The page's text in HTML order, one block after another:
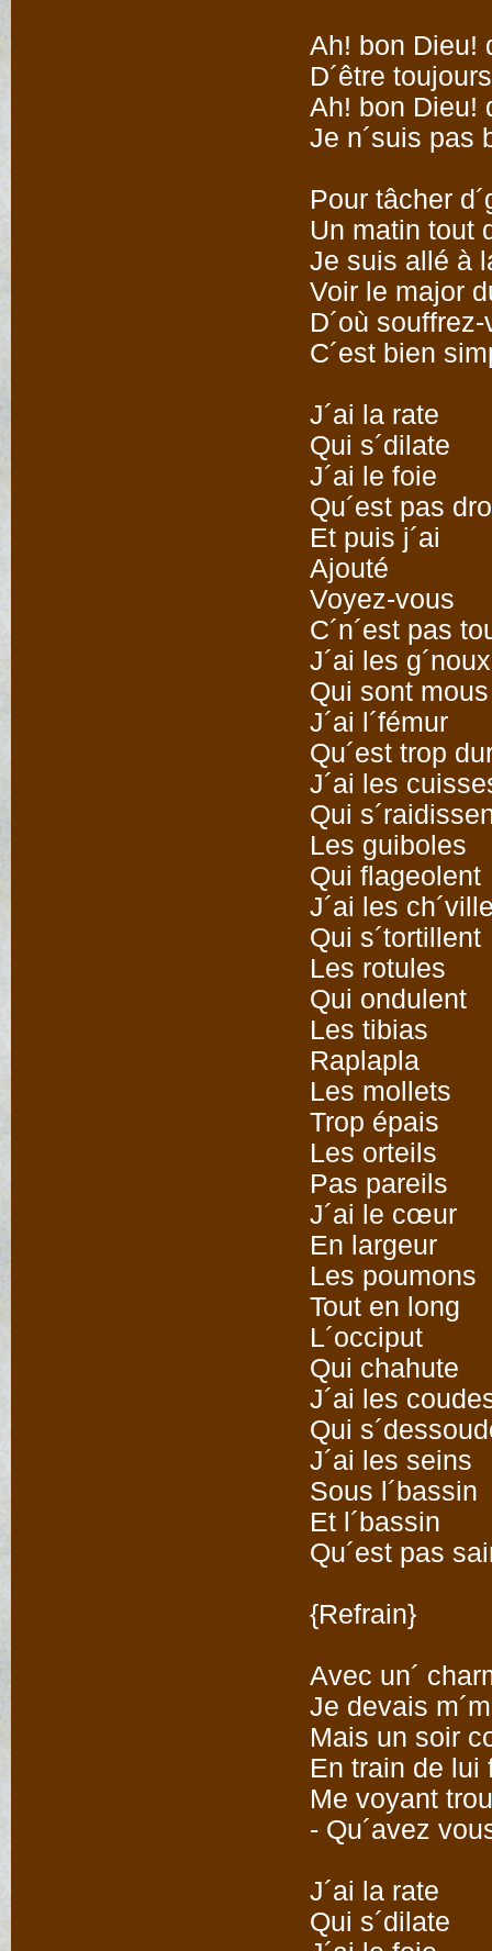
Ah! bon Dieu!
D´être
Ah! bon Dieu!
Je n´suis pas
Pour tâcher
Un matin tout
Je suis allé à
Voir le major
D´où
C´est bien
J´ai la rate
Qui s´dilate
J´ai le foie
Qu´est pas
Et puis j´ai
Ajouté
Voyez-vous
C´n´est pas
J´ai les g´noux
Qui sont mous
J´ai l´fémur
Qu´est trop
J´ai les
Qui
Les guiboles
Qui flageolent
J´ai les
Qui s´tortillent
Les rotules
Qui ondulent
Les tibias
Raplapla
Les mollets
Trop épais
Les orteils
Pas pareils
J´ai le cœur
En largeur
Les poumons
Tout en long
L´occiput
Qui chahute
J´ai les
Qui
J´ai les seins
Sous l´bassin
Et l´bassin
Qu´est pas
{Refrain}
Avec un´
Je devais
Mais un soir
En train de lui
Me voyant
- Qu´avez
J´ai la rate
Qui s´dilate